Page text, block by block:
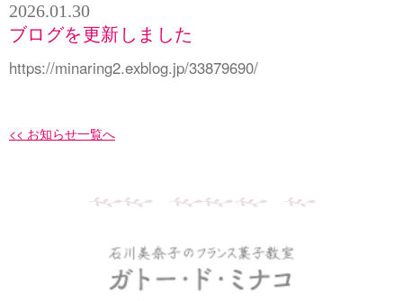
2026.01.30
ブログを更新しました
https://minaring2.exblog.jp/33879690/
<< お知らせ一覧へ